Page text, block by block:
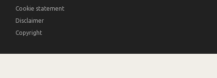
Cookie statement
Disclaimer
Copyright